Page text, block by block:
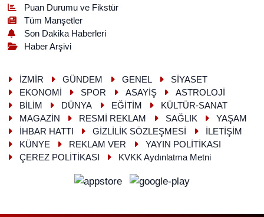
Puan Durumu ve Fikstür
Tüm Manşetler
Son Dakika Haberleri
Haber Arşivi
İZMİR GÜNDEM GENEL
SİYASET
EKONOMİ
SPOR ASAYİŞ
ASTROLOJİ
BİLİM
DÜNYA EĞİTİM
KÜLTÜR-SANAT
MAGAZİN
RESMİ REKLAM SAĞLIK
YAŞAM
İHBAR HATTI
GİZLİLİK SÖZLEŞMESİ
İLETİŞİM
KÜNYE
REKLAM VER
YAYIN POLİTİKASI
ÇEREZ POLİTİKASI
KVKK Aydınlatma Metni